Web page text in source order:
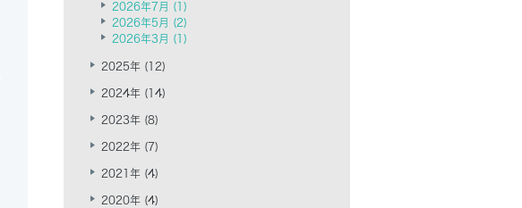
2026年7月 (1)
2026年5月 (2)
2026年3月 (1)
2025年 (12)
2024年 (14)
2023年 (8)
2022年 (7)
2021年 (4)
2020年 (4)